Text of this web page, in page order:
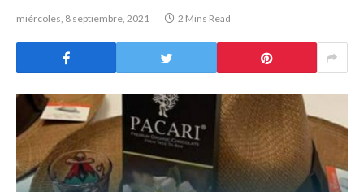
miércoles, 8 septiembre, 2021 2 Mins Read